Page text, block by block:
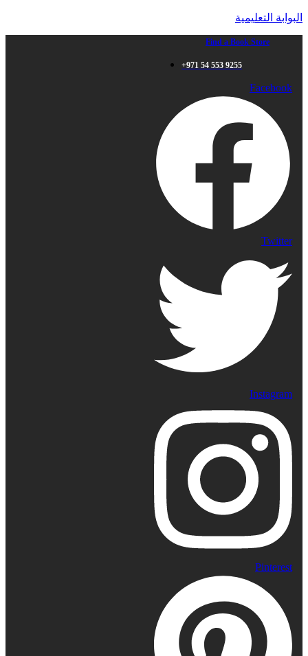
البوابة التعليمية
Find a Book Store
+971 54 553 9255
Facebook
Twitter
Instagram
Pinterest